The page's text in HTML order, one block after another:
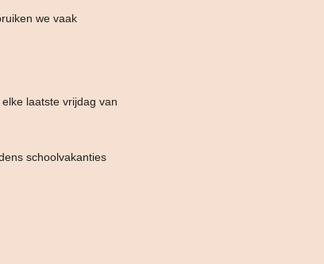
we vaak
elke laatste vrijdag van
schoolvakanties